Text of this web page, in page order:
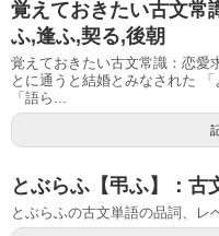
覚えておきたい古文常
ふ,逢ふ,契る,後朝
覚えておきたい古文常識：恋愛
とに通うと結婚とみなされた
「語ら...
とぶらふ【弔ふ】：古
とぶらふの古文単語の品詞、レ